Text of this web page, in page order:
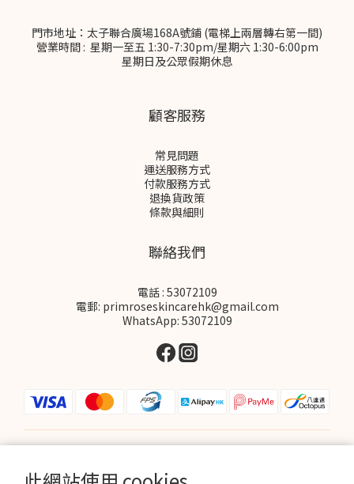
門市地址：太子聯合廣場168A號鋪 (電梯上兩層轉右第一間)
營業時間 : 星期一至五 1:30-7:30pm/星期六 1:30-6:00pm
星期日及公眾假期休息
顧客服務
常見問題
運送服務方式
付款服務方式
退換貨政策
條款與細則
聯絡我們
電話 : 53072109
電郵: primroseskincarehk@gmail.com
WhatsApp: 53072109